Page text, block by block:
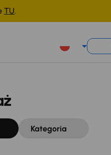
TU.
Kategoria